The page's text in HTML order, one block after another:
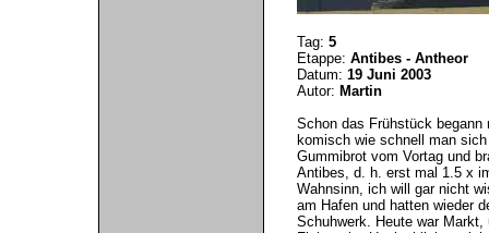
Tag: 5
Etappe: Antibes - Antheor
Datum: 19 Juni 2003
Autor: Martin
Schon das Frühstück
komisch wie schnell man
Gummibrot vom Vortag und
Antibes, d. h. erst mal 1.5 x
Wahnsinn, ich will gar nicht
am Hafen und hatten wieder
Schuhwerk. Heute war